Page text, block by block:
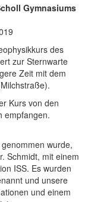
Gymnasiums
des
zur Sternwarte
Zeit mit dem
Kurs von den
empfangen.
wurde,
Schmidt, mit einem
ISS. Es wurden
und unsere
und einem